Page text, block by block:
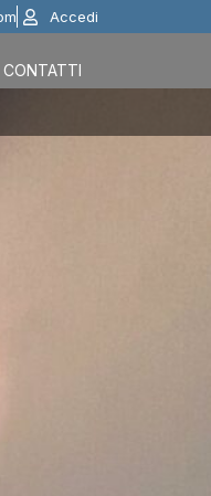
Accedi
CONTATTI